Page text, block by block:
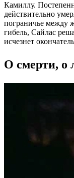
Камиллу.
действительно
пограничье между
гибель, Сайлас
исчезнет
О смерти, о